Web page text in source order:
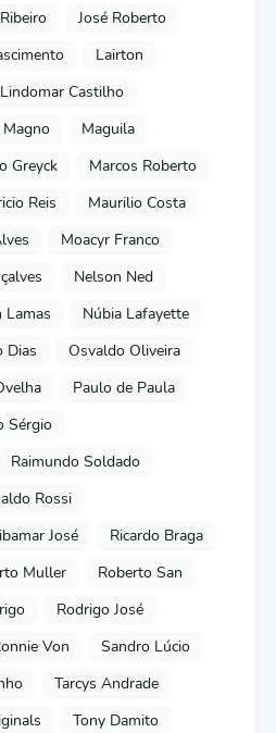
José Roberto
Lairton
Lindomar Castilho
Magno
Maguila
Greyck
Marcos Roberto
Reis
Maurilio Costa
Moacyr Franco
Nelson Ned
Lamas
Núbia Lafayette
Dias
Osvaldo Oliveira
Paulo de Paula
Sérgio
Raimundo Soldado
Rossi
José
Ricardo Braga
Muller
Roberto San
Rodrigo José
Von
Sandro Lúcio
Tarcys Andrade
Tony Damito